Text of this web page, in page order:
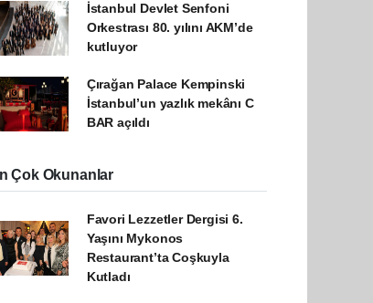
İstanbul Devlet Senfoni
Orkestrası 80. yılını AKM’de
kutluyor
Çırağan Palace Kempinski
İstanbul’un yazlık mekânı C
BAR açıldı
Çok Okunanlar
Favori Lezzetler Dergisi 6.
Yaşını Mykonos
Restaurant’ta Coşkuyla
Kutladı